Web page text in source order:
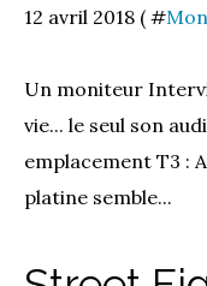
12 avril 2018 ( #
Un moniteur
vie... le seul son
emplacement T3 :
platine semble...